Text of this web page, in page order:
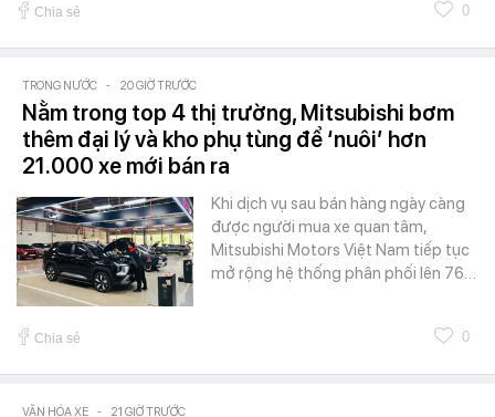
Chia sẻ 0
TRONG NƯỚC - 20 GIỜ TRƯỚC
Nằm trong top 4 thị trường, Mitsubishi bơm
thêm đại lý và kho phụ tùng để ‘nuôi’ hơn
21.000 xe mới bán ra
Khi dịch vụ sau bán hàng ngày càng
được người mua xe quan tâm,
Mitsubishi Motors Việt Nam tiếp tục
mở rộng hệ thống phân phối lên 76…
Chia sẻ 0
VĂN HÓA XE - 21 GIỜ TRƯỚC